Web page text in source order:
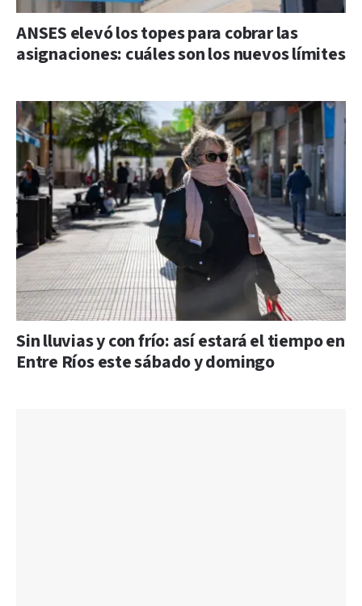
ANSES elevó los topes para cobrar las
asignaciones: cuáles son los nuevos límites
Sin lluvias y con frío: así estará el tiempo en
Entre Ríos este sábado y domingo